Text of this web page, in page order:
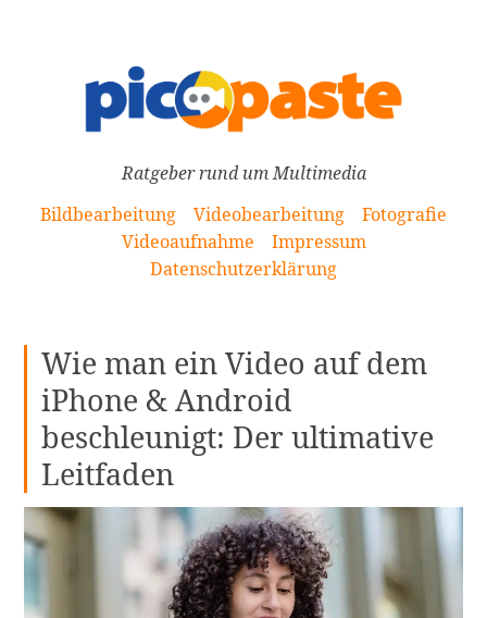
Ratgeber rund um Multimedia
Bildbearbeitung
Videobearbeitung
Fotografie
Videoaufnahme
Impressum
Datenschutzerklärung
Wie man ein Video auf dem
iPhone & Android
beschleunigt: Der ultimative
Leitfaden